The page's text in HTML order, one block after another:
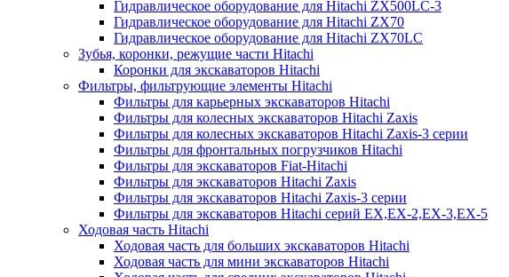
Гидравлическое оборудование для Hitachi ZX500LC-3
Гидравлическое оборудование для Hitachi ZX70
Гидравлическое оборудование для Hitachi ZX70LC
Зубья, коронки, режущие части Hitachi
Коронки для экскаваторов Hitachi
Фильтры, фильтрующие элементы Hitachi
Фильтры для карьерных экскаваторов Hitachi
Фильтры для колесных экскаваторов Hitachi Zaxis
Фильтры для колесных экскаваторов Hitachi Zaxis-3 серии
Фильтры для фронтальных погрузчиков Hitachi
Фильтры для экскаваторов Fiat-Hitachi
Фильтры для экскаваторов Hitachi Zaxis
Фильтры для экскаваторов Hitachi Zaxis-3 серии
Фильтры для экскаваторов Hitachi серий EX,EX-2,EX-3,EX-5
Ходовая часть Hitachi
Ходовая часть для больших экскаваторов Hitachi
Ходовая часть для мини экскаваторов Hitachi